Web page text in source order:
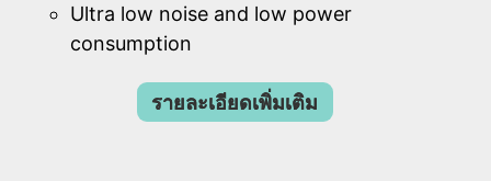
Ultra low noise and low power
consumption
รายละเอียดเพิ่มเติม